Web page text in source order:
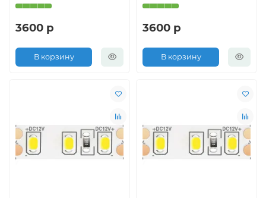
3600 р
В корзину
3600 р
В корзину